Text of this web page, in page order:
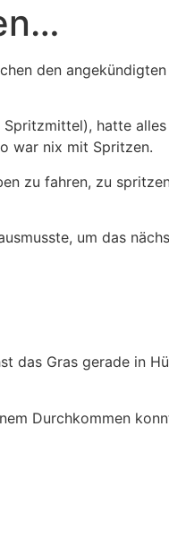
den angekündigten
hatte
war nix mit Spritzen.
zu fahren, zu
um das
das Gras gerade in
Durchkommen